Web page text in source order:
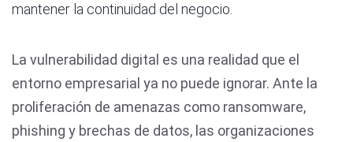
mantener la continuidad del negocio.
La vulnerabilidad digital es una realidad que el
entorno empresarial ya no puede ignorar. Ante la
proliferación de amenazas como ransomware,
phishing y brechas de datos, las organizaciones